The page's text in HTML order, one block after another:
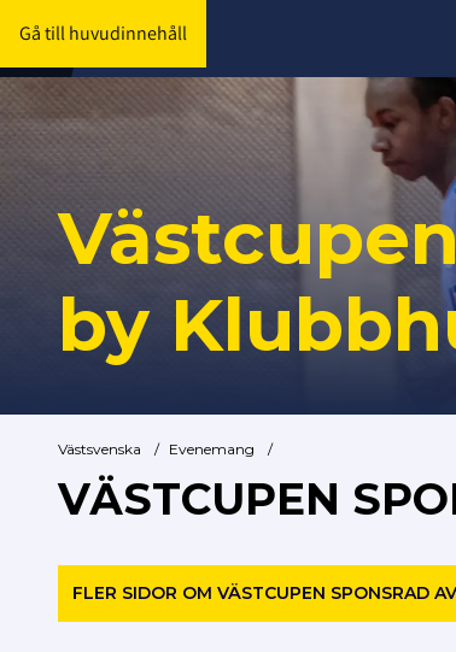
Gå till huvudinnehåll
by
Västsvenska / Evenemang /
VÄSTCUPEN
FLER SIDOR OM VÄSTCUPEN SPONSRAD